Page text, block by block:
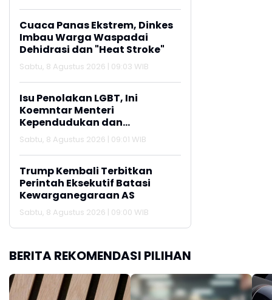
Cuaca Panas Ekstrem, Dinkes
Imbau Warga Waspadai
Dehidrasi dan "Heat Stroke"
Sabtu, 8 Agustus 2026 | 09:03 WIB
Isu Penolakan LGBT, Ini
Koemntar Menteri
Kependudukan dan
Pembangunan Keluarga
Sabtu, 8 Agustus 2026 | 09:01 WIB
Trump Kembali Terbitkan
Perintah Eksekutif Batasi
Kewarganegaraan AS
Sabtu, 8 Agustus 2026 | 09:00 WIB
BERITA REKOMENDASI PILIHAN